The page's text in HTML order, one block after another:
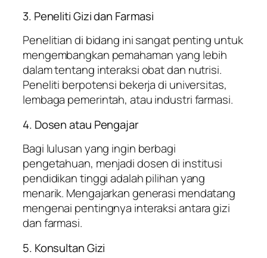
3. Peneliti Gizi dan Farmasi
Penelitian di bidang ini sangat penting untuk
mengembangkan pemahaman yang lebih
dalam tentang interaksi obat dan nutrisi.
Peneliti berpotensi bekerja di universitas,
lembaga pemerintah, atau industri farmasi.
4. Dosen atau Pengajar
Bagi lulusan yang ingin berbagi
pengetahuan, menjadi dosen di institusi
pendidikan tinggi adalah pilihan yang
menarik. Mengajarkan generasi mendatang
mengenai pentingnya interaksi antara gizi
dan farmasi.
5. Konsultan Gizi